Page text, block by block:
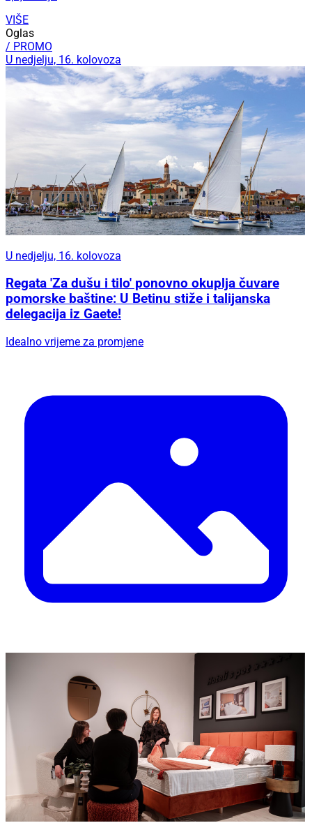
VIŠE
Oglas
/ PROMO
U nedjelju, 16. kolovoza
U nedjelju, 16. kolovoza
Regata 'Za dušu i tilo' ponovno okuplja čuvare
pomorske baštine: U Betinu stiže i talijanska
delegacija iz Gaete!
Idealno vrijeme za promjene